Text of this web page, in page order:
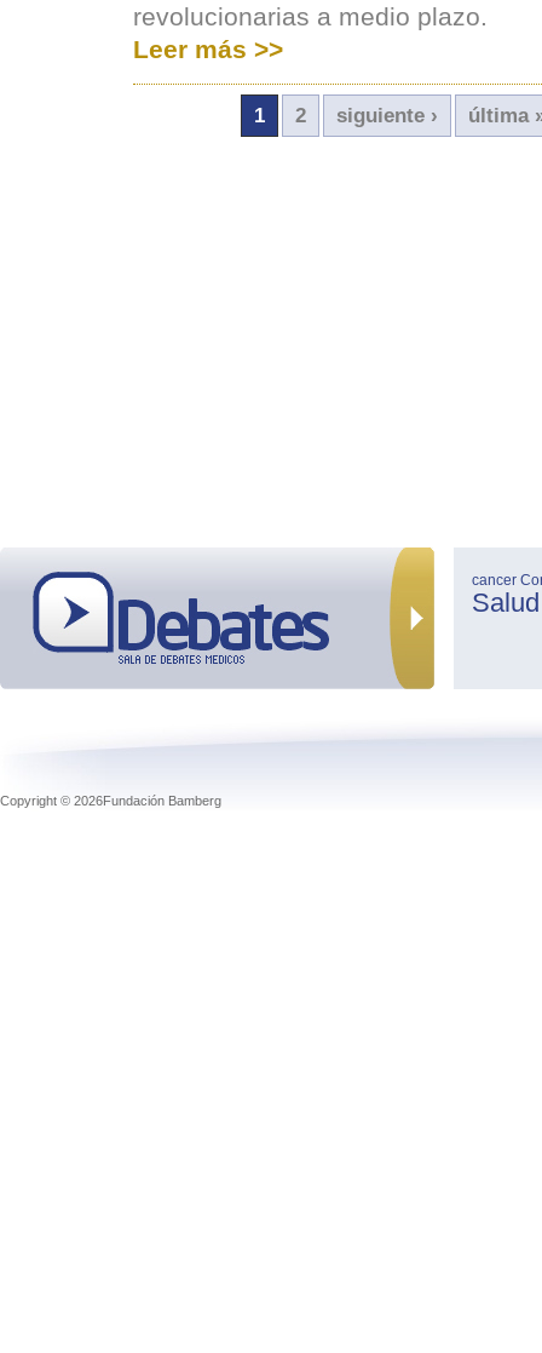
revolucionarias a medio plazo.
Leer más >>
1 2 siguiente › última
cancer
Salud
Copyright © 2026Fundación Bamberg